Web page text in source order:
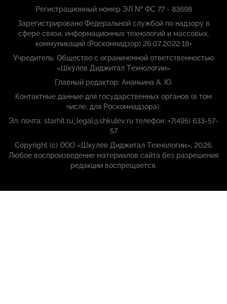
Регистрационный номер ЭЛ № ФС 77 - 83698
Зарегистрировано Федеральной службой по надзору в
сфере связи, информационных технологий и массовых,
коммуникаций (Роскомнадзор) 26.07.2022 18+
Учредитель: Общество с ограниченной ответственностью
«Шкулёв Диджитал Технологии»
Главный редактор: Ананьина А. Ю.
Контактные данные для государственных органов (в том
числе, для Роскомнадзора):
Эл. почта: starhit.ru_legal@shkulev.ru телефон: +7(495) 633-57-
57
Copyright (с) ООО «Шкулёв Диджитал Технологии», 2026.
Любое воспроизведение материалов сайта без разрешения
редакции воспрещается.